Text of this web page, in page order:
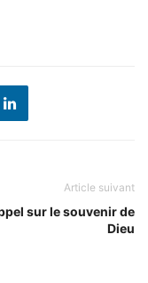
Article suivant
sur le souvenir de
Dieu